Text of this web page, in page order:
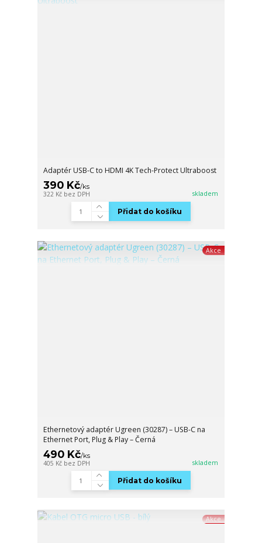
Adaptér USB-C to HDMI 4K Tech-Protect Ultraboost
390 Kč/ks
322 Kč bez DPH skladem
Přidat do košíku
Akce
Ethernetový adaptér Ugreen (30287) – USB-C na
Ethernet Port, Plug & Play – Černá
490 Kč/ks
405 Kč bez DPH skladem
Přidat do košíku
Akce